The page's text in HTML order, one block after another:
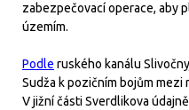
zabezpečovací operace, aby
územím.
Podle ruského kanálu
Sudža k pozičním bojům mezi
V jižní části Sverdlikova